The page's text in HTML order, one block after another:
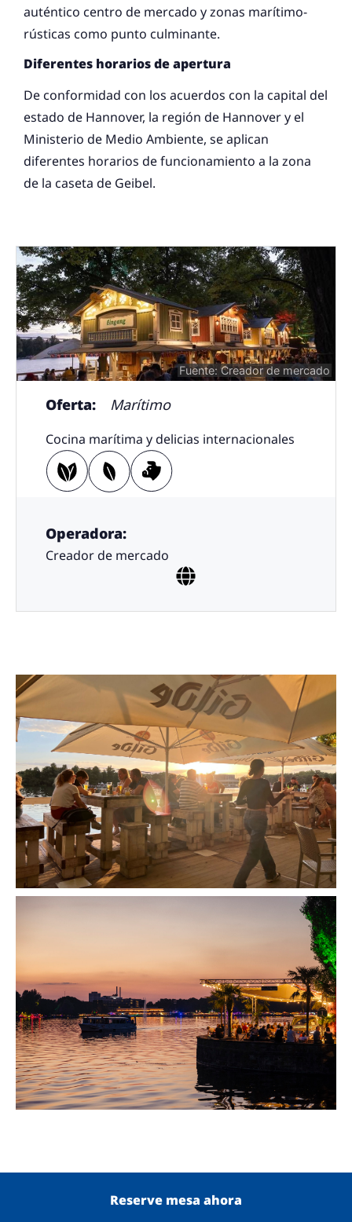
auténtico centro de mercado y zonas marítimo-
rústicas como punto culminante.
Diferentes horarios de apertura
De conformidad con los acuerdos con la capital del
estado de Hannover, la región de Hannover y el
Ministerio de Medio Ambiente, se aplican
diferentes horarios de funcionamiento a la zona
de la caseta de Geibel.
Fuente: Creador de mercado
Oferta: Marítimo
Cocina marítima y delicias internacionales
Operadora:
Creador de mercado
Reserve mesa ahora